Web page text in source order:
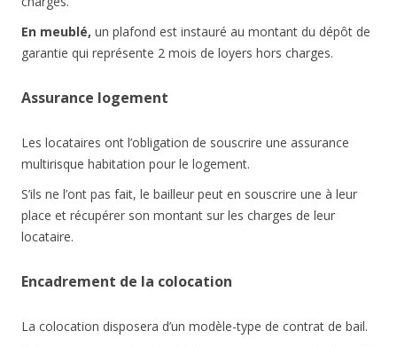
En meublé, un plafond est instauré au montant du dépôt de
garantie qui représente 2 mois de loyers hors charges.
Assurance logement
Les locataires ont l’obligation de souscrire une assurance
multirisque habitation pour le logement.
S’ils ne l’ont pas fait, le bailleur peut en souscrire une à leur
place et récupérer son montant sur les charges de leur
locataire.
Encadrement de la colocation
La colocation disposera d’un modèle-type de contrat de bail.